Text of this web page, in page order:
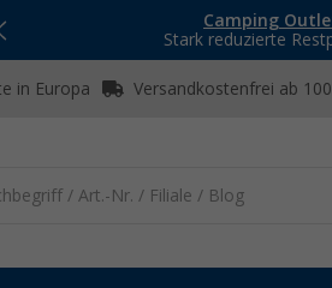
Camping
Stark reduzierte
in Europa Versandkostenfrei ab